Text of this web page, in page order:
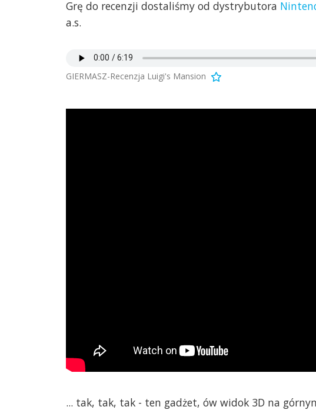
Grę do recenzji dostaliśmy od dystrybutora
a.s.
GIERMASZ-Recenzja Luigi's Mansion
... tak, tak, tak - ten gadżet, ów widok 3D na